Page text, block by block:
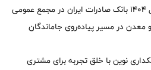
در مسیر پیاده‌روی جاماندگان
نوین با خلق تجربه برای مشتری